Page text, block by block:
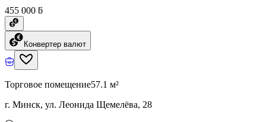
455 000 ƃ
Конвертер валют
Торговое помещение57.1 м²
г. Минск, ул. Леонида Щемелёва, 28